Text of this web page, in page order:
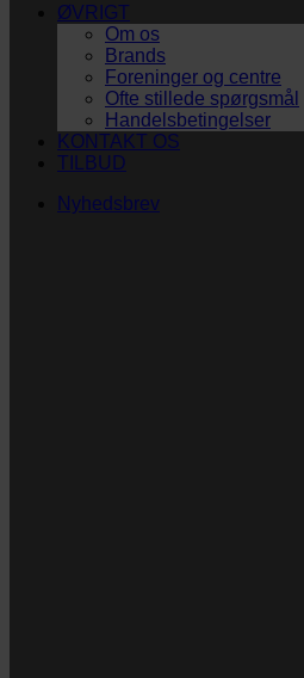
ØVRIGT
Om os
Brands
Foreninger og centre
Ofte stillede spørgsmål
Handelsbetingelser
KONTAKT OS
TILBUD
Nyhedsbrev